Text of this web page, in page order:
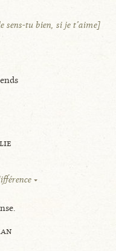
sens-tu bien, si je t’aime]